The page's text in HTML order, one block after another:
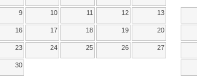
9 10 11 12 13
16 17 18 19 20
23 24 25 26 27
30